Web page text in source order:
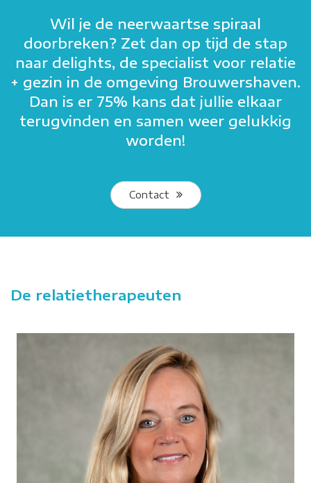
Wil je de neerwaartse spiraal
doorbreken? Zet dan op tijd de stap
naar delights, de specialist voor relatie
+ gezin in de omgeving Brouwershaven.
Dan is er 75% kans dat jullie elkaar
terugvinden en samen weer gelukkig
worden!
Contact
De relatietherapeuten